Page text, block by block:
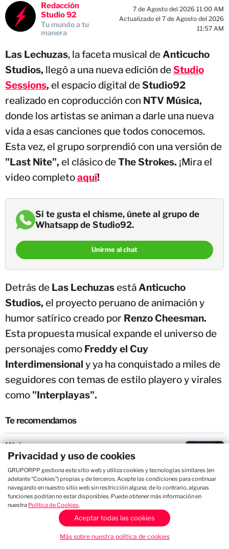
Redacción
Studio 92
Tu mundo a tu
manera
7 de Agosto del 2026 11:00 AM
Actualizado el 7 de Agosto del 2026
11:57 AM
Las Lechuzas, la faceta musical deAnticucho
Studios, llegó a una nueva edición deStudio
Sessions, el espacio digital deStudio92
realizado en coproducción con NTV Música,
donde los artistas se animan a darle una nueva
vida a esas canciones que todos conocemos.
Esta vez, el grupo sorprendió con una versión de
"Last Nite", el clásico deThe Strokes. ¡Mira el
video completoaquí!
Si te gusta el chisme, únete al grupo de
Whatsapp de Studio92.
Unirme al chat
Detrás de Las LechuzasestáAnticucho
Studios, el proyecto peruano de animación y
humor satírico creado por Renzo Cheesman.
Esta propuesta musical expande el universo de
personajes como Freddy el Cuy
Interdimensional y ya ha conquistado a miles de
seguidores con temas de estilo playero y virales
como "Interplayas".
Te recomendamos
Música
Studio Sessions: Santos Bravos conquistó con
“MHM” y “VELOCIDADE”
Música
Studio Sessions: “Amén” conquistó con acústico de
“Pan con mantequilla”, “Te quiero” y “Pagando el
Privacidad y uso de cookies
GRUPORPP gestiona este sitio web y utiliza cookies y tecnologías similares (en
adelante “Cookies”) propias y de terceros. Acepte las condiciones para continuar
navegando en nuestro sitio web sin restricción alguna; de lo contrario, algunas
funciones podrían no estar disponibles. Puede obtener más información en
nuestra Política de Cookies.
Aceptar todas las cookies
Más sobre nuestra política de cookies